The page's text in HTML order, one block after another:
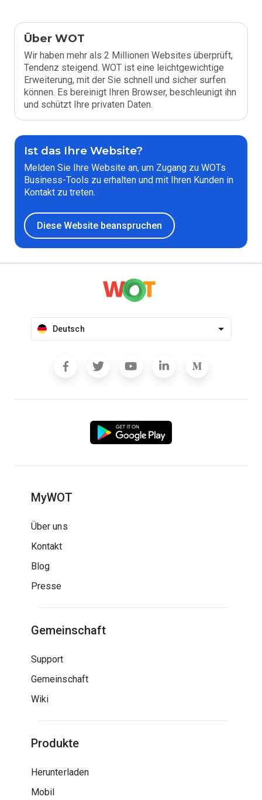
Über WOT
Wir haben mehr als 2 Millionen Websites überprüft,
Tendenz steigend. WOT ist eine leichtgewichtige
Erweiterung, mit der Sie schnell und sicher surfen
können. Es bereinigt Ihren Browser, beschleunigt ihn
und schützt Ihre privaten Daten.
Ist das Ihre Website?
Melden Sie Ihre Website an, um Zugang zu WOTs
Business-Tools zu erhalten und mit Ihren Kunden in
Kontakt zu treten.
Diese Website beanspruchen
Deutsch
MyWOT
Über uns
Kontakt
Blog
Presse
Gemeinschaft
Support
Gemeinschaft
Wiki
Produkte
Herunterladen
Mobil